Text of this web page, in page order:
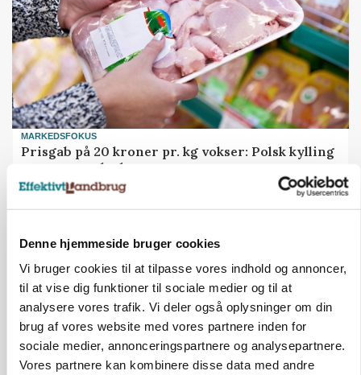
Denne hjemmeside bruger cookies
Vi bruger cookies til at tilpasse vores indhold og annoncer,
til at vise dig funktioner til sociale medier og til at
analysere vores trafik. Vi deler også oplysninger om din
brug af vores website med vores partnere inden for
sociale medier, annonceringspartnere og analysepartnere.
Vores partnere kan kombinere disse data med andre
MARKEDSFOKUS
Prisgab på 20 kroner pr. kg vokser: Polsk kylling
presser markedet